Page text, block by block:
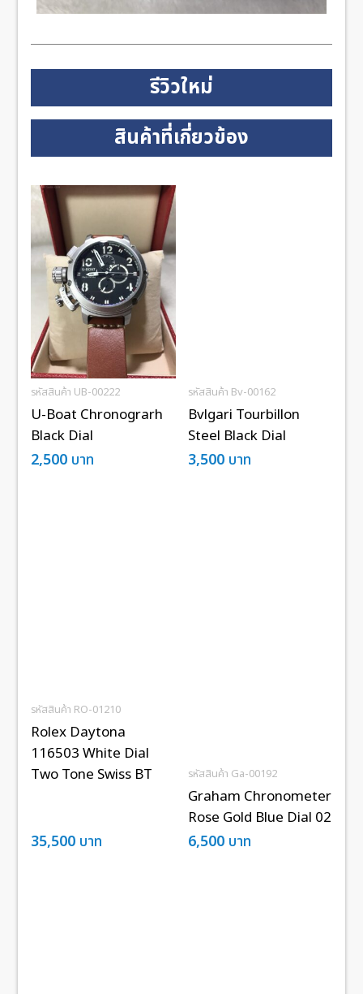
รีวิวใหม่
สินค้าที่เกี่ยวข้อง
รหัสสินค้า UB-00222
U-Boat Chronograrh
Black Dial
2,500 บาท
รหัสสินค้า Bv-00162
Bvlgari Tourbillon
Steel Black Dial
3,500 บาท
รหัสสินค้า RO-01210
Rolex Daytona
116503 White Dial
Two Tone Swiss BT
35,500 บาท
รหัสสินค้า Ga-00192
Graham Chronometer
Rose Gold Blue Dial 02
6,500 บาท